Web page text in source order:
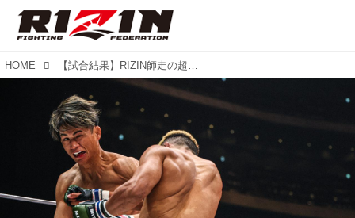
HOME 【試合結果】RIZIN師走の超強者祭り 第2試合／雑賀“ヤン坊”達也 vs. “ブラックパンサー”ベイノア